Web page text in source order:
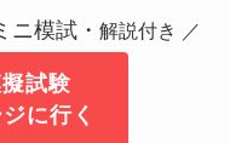
ニ模試・ 解説付き ／
試験
に行く